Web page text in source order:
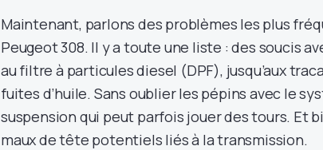
Maintenant, parlons des problèmes les plus
Peugeot 308. Il y a toute une liste : des soucis
au filtre à particules diesel (DPF), jusqu’aux
fuites d’huile. Sans oublier les pépins avec le
suspension qui peut parfois jouer des tours. Et
maux de tête potentiels liés à la transmission.